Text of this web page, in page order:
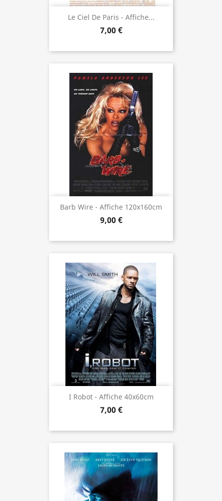
Le Ciel De Paris - Affiche...
7,00 €
Barb Wire - Affiche 120x160cm
9,00 €
I Robot - Affiche 40x60cm
7,00 €